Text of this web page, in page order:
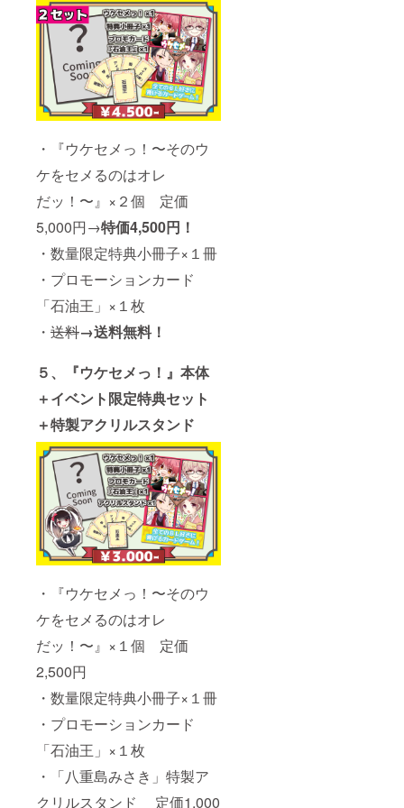
・『ウケセメっ！〜そのウ
ケをセメるのはオレ
だッ！〜』×２個 定価
5,000円→特価4,500円！
・数量限定特典小冊子×１冊
・プロモーションカード
「石油王」×１枚
・ 送料→送料無料！
５、『ウケセメっ！』本体
＋イベント限定特典セット
＋特製アクリルスタンド
・『ウケセメっ！〜そのウ
ケをセメるのはオレ
だッ！〜』×１個 定価
2,500円
・数量限定特典小冊子×１冊
・プロモーションカード
「石油王」×１枚
・「八重島みさき」特製ア
クリルスタンド 定価1,000